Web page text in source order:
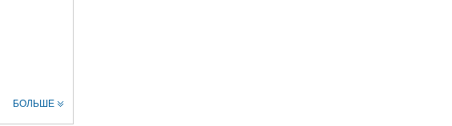
ЦАЛЕНДЖИХА
ХОБИ
БОЛЬШЕ